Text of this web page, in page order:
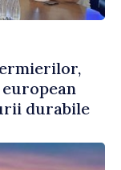
durabile